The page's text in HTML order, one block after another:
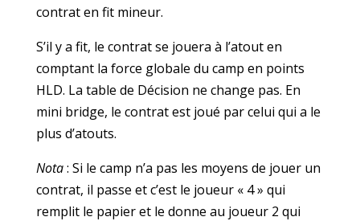
contrat en fit mineur.
S’il y a fit, le contrat se jouera à l’atout en
comptant la force globale du camp en points
HLD. La table de Décision ne change pas. En
mini bridge, le contrat est joué par celui qui a le
plus d’atouts.
Nota: Si le camp n’a pas les moyens de jouer un
contrat, il passe et c’est le joueur « 4 » qui
remplit le papier et le donne au joueur 2 qui